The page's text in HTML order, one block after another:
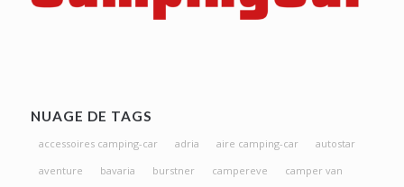
NUAGE DE TAGS
accessoires camping-car adria aire camping-car
autostar
aventure
bavaria burstner campereve
camper van